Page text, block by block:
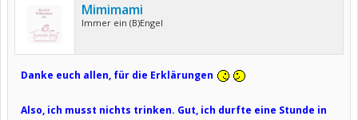
Mimimami
Immer ein (B)Engel
Danke euch allen, für die Erklärungen
Also, ich musst nichts trinken. Gut, ich durfte eine Stunde in